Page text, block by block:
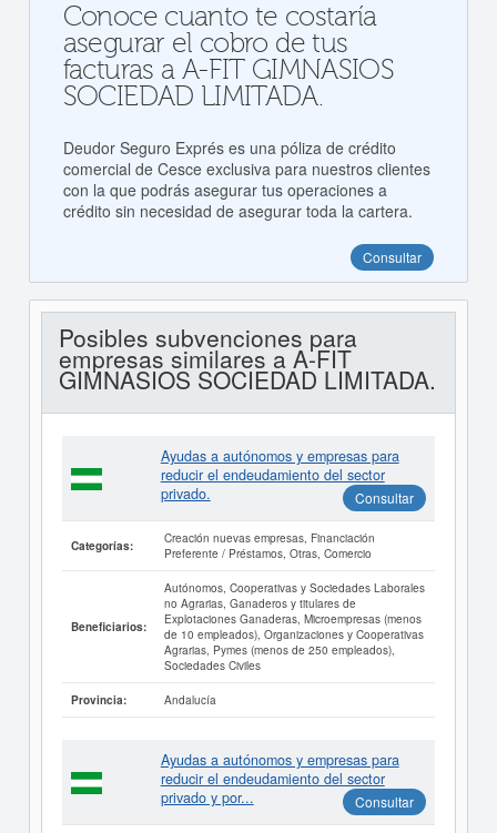
Conoce cuanto te costaría
asegurar el cobro de tus
facturas a A-FIT GIMNASIOS
SOCIEDAD LIMITADA.
Deudor Seguro Exprés es una póliza de crédito
comercial de Cesce exclusiva para nuestros clientes
con la que podrás asegurar tus operaciones a
crédito sin necesidad de asegurar toda la cartera.
Consultar
Posibles subvenciones para
empresas similares a A-FIT
GIMNASIOS SOCIEDAD LIMITADA.
Ayudas a autónomos y empresas para
reducir el endeudamiento del sector
privado.
Consultar
Categorías:
Creación nuevas empresas, Financiación
Preferente / Préstamos, Otras, Comercio
Beneficiarios:
Autónomos, Cooperativas y Sociedades Laborales
no Agrarias, Ganaderos y titulares de
Explotaciones Ganaderas, Microempresas (menos
de 10 empleados), Organizaciones y Cooperativas
Agrarias, Pymes (menos de 250 empleados),
Sociedades Civiles
Provincia: Andalucía
Ayudas a autónomos y empresas para
reducir el endeudamiento del sector
privado y por...
Consultar